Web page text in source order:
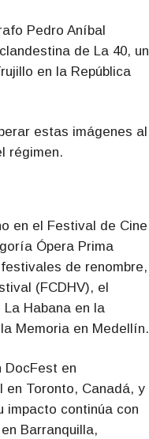
Pedro Aníbal
de La 40, un
en la República
estas imágenes al
régimen.
en el Festival de Cine
Ópera Prima
de renombre,
(FCDHV), el
Habana en la
Memoria en Medellín.
DocFest en
en Toronto, Canadá, y
impacto continúa con
Barranquilla,